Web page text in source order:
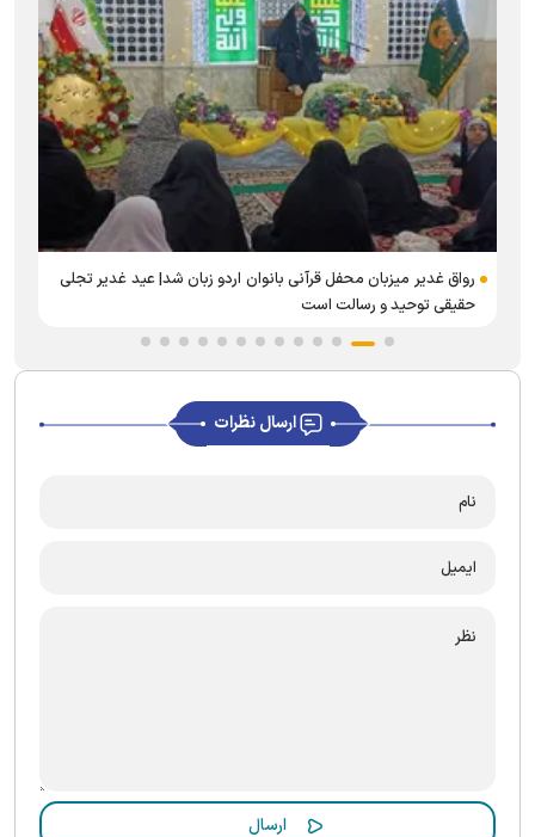
رواق غدیر میزبان محفل قرآنی بانوان اردو زبان شد| عید غدیر تجلی
حقیقی توحید و رسالت است
ارسال نظرات